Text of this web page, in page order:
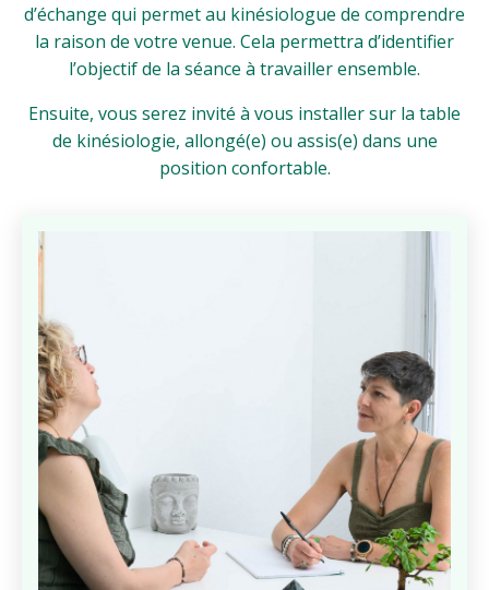
d’échange qui permet au kinésiologue de comprendre
la raison de votre venue. Cela permettra d’identifier
l’objectif de la séance à travailler ensemble.
Ensuite, vous serez invité à vous installer sur la table
de kinésiologie, allongé(e) ou assis(e) dans une
position confortable.